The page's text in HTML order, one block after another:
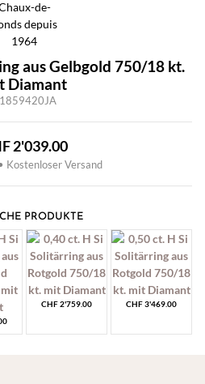
aus Gelbgold 750/18 kt.
Diamant
2'039.00
Kostenloser Versand
PRODUKTE
CHF2'759.00 CHF3'469.00